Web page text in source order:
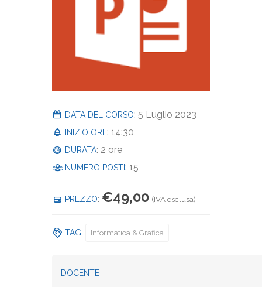
DATA DEL CORSO: 5 Luglio 2023
INIZIO ORE: 14:30
DURATA: 2 ore
NUMERO POSTI : 15
PREZZO: €49,00 (IVA esclusa)
TAG: Informatica & Grafica
DOCENTE